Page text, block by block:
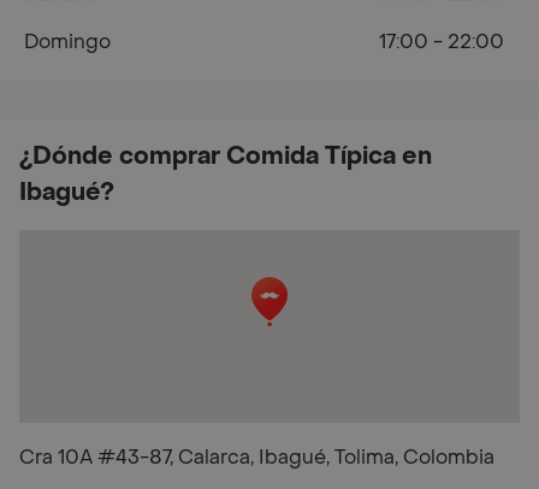
¿Dónde comprar Comida Típica en
Ibagué?
Cra 10A #43-87, Calarca, Ibagué, Tolima, Colombia
Domingo
17:00 - 22:00